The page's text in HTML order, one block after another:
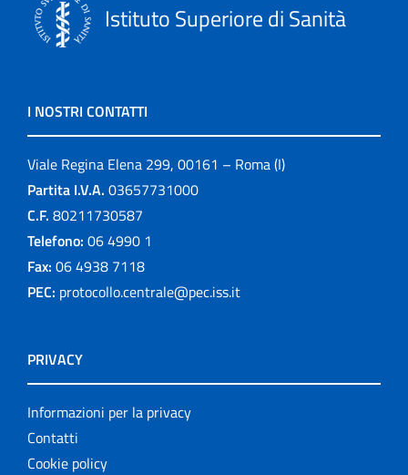
Istituto Superiore di Sanità
I NOSTRI CONTATTI
Viale Regina Elena 299, 00161 – Roma (I)
Partita I.V.A. 03657731000
C.F. 80211730587
Telefono: 06 4990 1
Fax: 06 4938 7118
PEC: protocollo.centrale@pec.iss.it
PRIVACY
Informazioni per la privacy
Contatti
Cookie policy